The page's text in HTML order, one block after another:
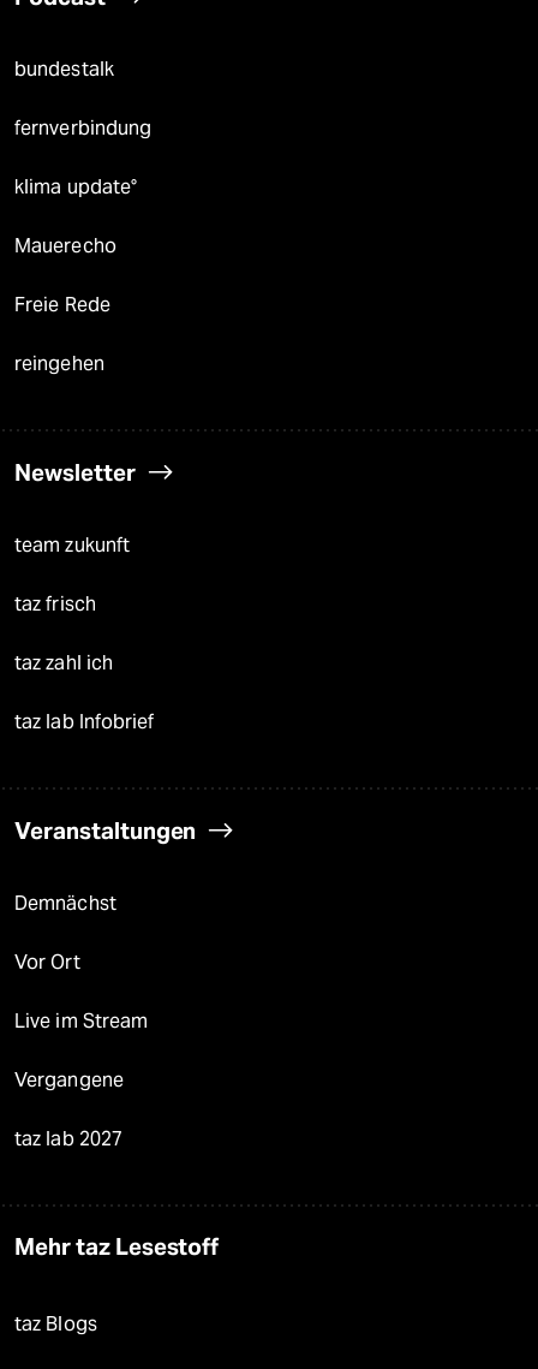
bundestalk
fernverbindung
klima update°
Mauerecho
Freie Rede
reingehen
Newsletter
team zukunft
taz frisch
taz zahl ich
taz lab Infobrief
Veranstaltungen
Demnächst
Vor Ort
Live im Stream
Vergangene
taz lab 2027
Mehr taz Lesestoff
taz Blogs